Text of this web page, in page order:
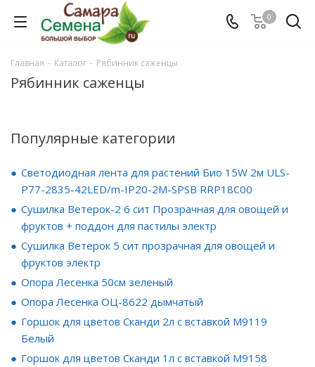
0
Главная - Каталог - Рябинник саженцы
Рябинник саженцы
Популярные категории
Светодиодная лента для растений Био 15W 2м ULS-
P77-2835-42LED/m-IP20-2M-SPSB RRP18C00
Сушилка Ветерок-2 6 сит Прозрачная для овощей и
фруктов + поддон для пастилы электр
Сушилка Ветерок 5 сит прозрачная для овощей и
фруктов электр
Опора Лесенка 50см зеленый
Опора Лесенка ОЦ-8622 дымчатый
Горшок для цветов Сканди 2л с вставкой М9119
Белый
Горшок для цветов Сканди 1л с вставкой М9158